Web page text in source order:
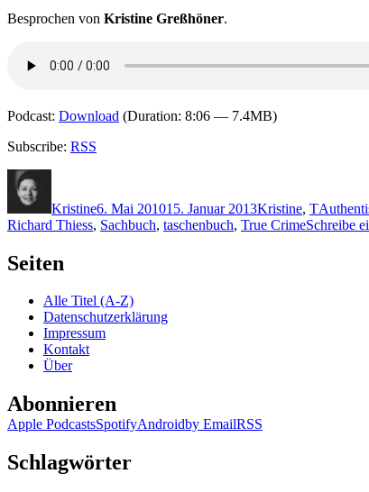
Besprochen von Kristine Greßhöner.
Podcast: Download (Duration: 8:06 — 7.4MB)
Subscribe: RSS
Kristine6. Mai 201015. Januar 2013Kristine, T
Richard Thiess, Sachbuch, taschenbuch, True CrimeSchreibe
Seiten
Alle Titel (A-Z)
Datenschutzerklärung
Impressum
Kontakt
Über
Abonnieren
Apple PodcastsSpotifyAndroidby EmailRSS
Schlagwörter